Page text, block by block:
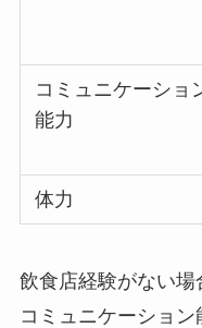
コミュニケーショ
能力
体力
飲食店経験がない場
コミュニケーショ